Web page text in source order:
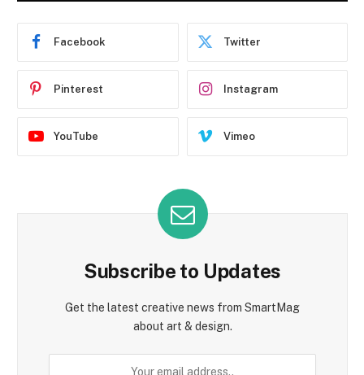
Facebook Twitter
Pinterest Instagram
YouTube Vimeo
Subscribe to Updates
Get the latest creative news from SmartMag
about art & design.